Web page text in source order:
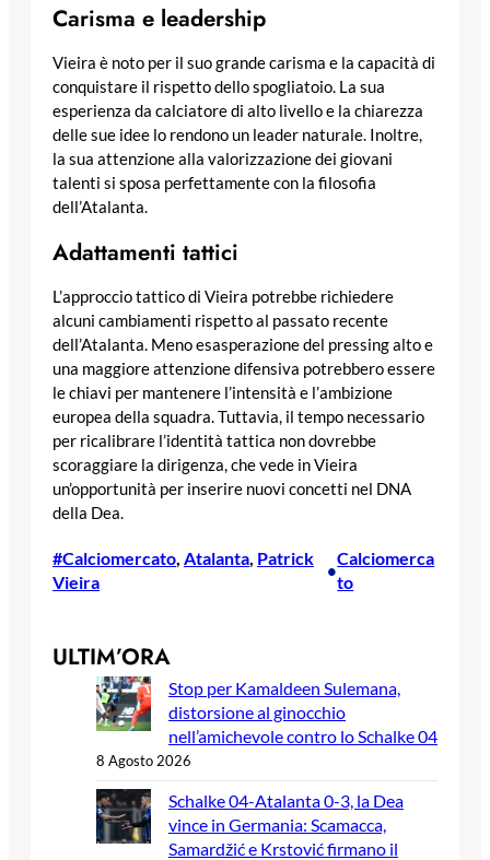
Carisma e leadership
Vieira è noto per il suo grande carisma e la capacità di
conquistare il rispetto dello spogliatoio. La sua
esperienza da calciatore di alto livello e la chiarezza
delle sue idee lo rendono un leader naturale. Inoltre,
la sua attenzione alla valorizzazione dei giovani
talenti si sposa perfettamente con la filosofia
dell’Atalanta.
Adattamenti tattici
L’approccio tattico di Vieira potrebbe richiedere
alcuni cambiamenti rispetto al passato recente
dell’Atalanta. Meno esasperazione del pressing alto e
una maggiore attenzione difensiva potrebbero essere
le chiavi per mantenere l’intensità e l’ambizione
europea della squadra. Tuttavia, il tempo necessario
per ricalibrare l’identità tattica non dovrebbe
scoraggiare la dirigenza, che vede in Vieira
un’opportunità per inserire nuovi concetti nel DNA
della Dea.
#Calciomercato Atalanta Patrick
Vieira
•
Calciomerca
to
ULTIM’ORA
Stop per Kamaldeen Sulemana,
distorsione al ginocchio
nell’amichevole contro lo Schalke 04
8 Agosto 2026
Schalke 04-Atalanta 0-3, la Dea
vince in Germania: Scamacca,
Samardžić e Krstović firmano il